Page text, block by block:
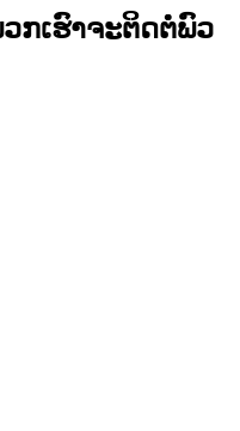
ກ​ເຮົາ​ຈະ​ຕິດ​ຕໍ່​ພົວ​